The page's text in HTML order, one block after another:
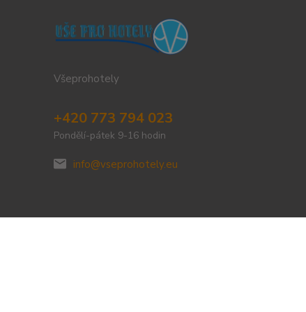
Všeprohotely
+420 773 794 023
Pondělí-pátek 9-16 hodin
info@vseprohotely.eu